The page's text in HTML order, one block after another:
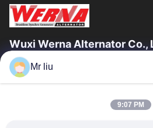
Wuxi Werna Alternator Co.,
Links Rápidos
Mr liu
9:07 PM